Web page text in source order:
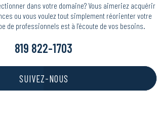
dans votre domaine? Vous aimeriez acquérir
ou vous voulez tout simplement réorienter votre
de professionnels est à l’écoute de vos besoins.
819 822-1703
SUIVEZ-NOUS